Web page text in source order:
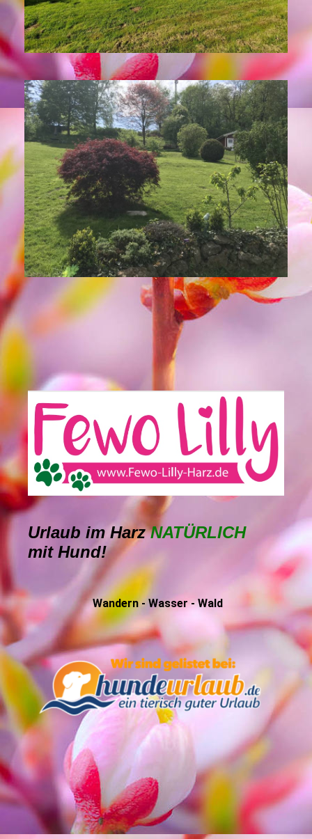
Urlaub im HarzNATÜRLICH
mit Hund!
Wandern - Wasser - Wald